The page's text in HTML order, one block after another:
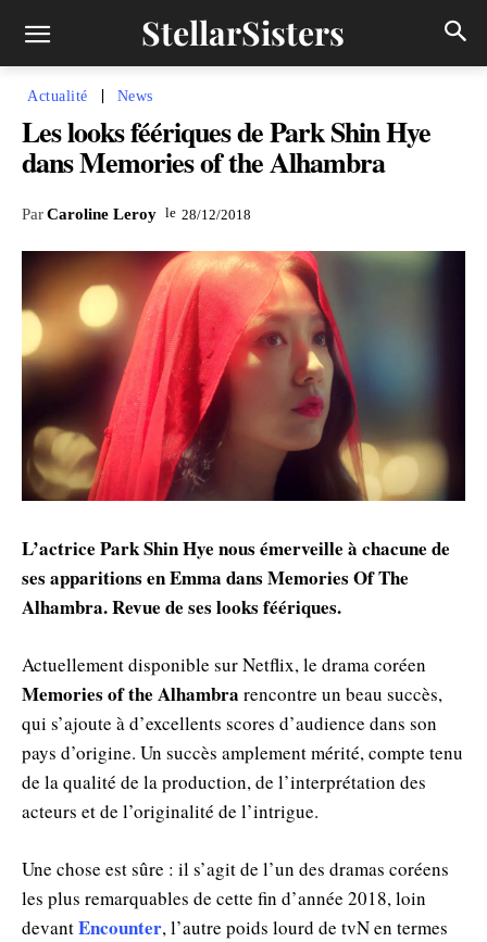
StellarSisters
Actualité News
Les looks féériques de Park Shin Hye
dans Memories of the Alhambra
ParCaroline Leroy le 28/12/2018
L’actrice Park Shin Hye nous émerveille à chacune de
ses apparitions en Emma dans Memories Of The
Alhambra. Revue de ses looks féériques.
Actuellement disponible sur Netflix, le drama coréen
Memories of the Alhambra rencontre un beau succès,
qui s’ajoute à d’excellents scores d’audience dans son
pays d’origine. Un succès amplement mérité, compte tenu
de la qualité de la production, de l’interprétation des
acteurs et de l’originalité de l’intrigue.
Une chose est sûre : il s’agit de l’un des dramas coréens
les plus remarquables de cette fin d’année 2018, loin
devantEncounter, l’autre poids lourd de tvN en termes